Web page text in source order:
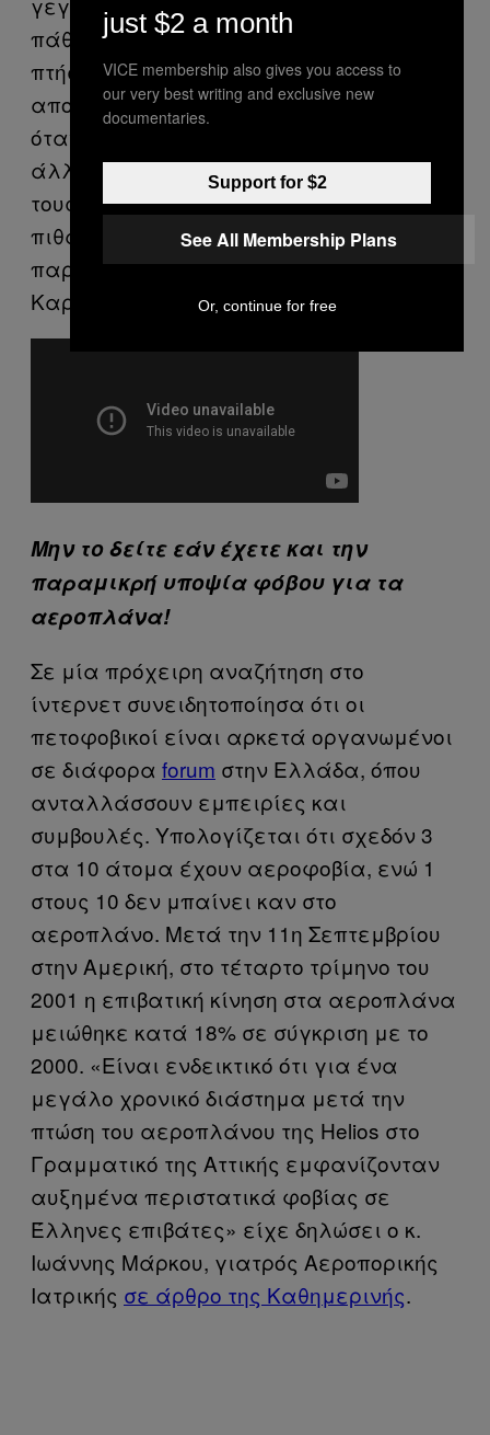
πάθουν κάποιοι από τους επιβάτες της
πτήσης Σεούλ – Τέξας- είτε μπορεί να
αποκτηθεί στην πορεία της ζωής σου,
όταν εκτίθεσαι στους φόβους των
άλλων. Π.χ. κάποιος που έχει φοβία με
τους καρχαρίες στην Ελλάδα, το
πιθανότερο είναι ότι την απέκτησε
παρακολουθώντας τα «Σαγόνια του
Καρχαρία».
Μην το δείτε εάν έχετε και την
παραμικρή υποψία φόβου για τα
αεροπλάνα!
Σε μία πρόχειρη αναζήτηση στο
ίντερνετ συνειδητοποίησα ότι οι
πετοφοβικοί είναι αρκετά οργανωμένοι
σε διάφορα forum στην Ελλάδα, όπου
ανταλλάσσουν εμπειρίες και
συμβουλές. Υπολογίζεται ότι σχεδόν 3
στα 10 άτομα έχουν αεροφοβία, ενώ 1
στους 10 δεν μπαίνει καν στο
αεροπλάνο. Μετά την 11η Σεπτεμβρίου
στην Αμερική, στο τέταρτο τρίμηνο του
2001 η επιβατική κίνηση στα αεροπλάνα
μειώθηκε κατά 18% σε σύγκριση με το
2000. «Είναι ενδεικτικό ότι για ένα
μεγάλο χρονικό διάστημα μετά την
πτώση του αεροπλάνου της Helios στο
Γραμματικό της Αττικής εμφανίζονταν
αυξημένα περιστατικά φοβίας σε
Έλληνες επιβάτες» είχε δηλώσει ο κ.
Ιωάννης Μάρκου, γιατρός Αεροπορικής
Ιατρικής σε άρθρο της Καθημερινής.
just $2 a month
VICE membership also gives you access to
our very best writing and exclusive new
documentaries.
Support for $2
See All Membership Plans
Or, continue for free